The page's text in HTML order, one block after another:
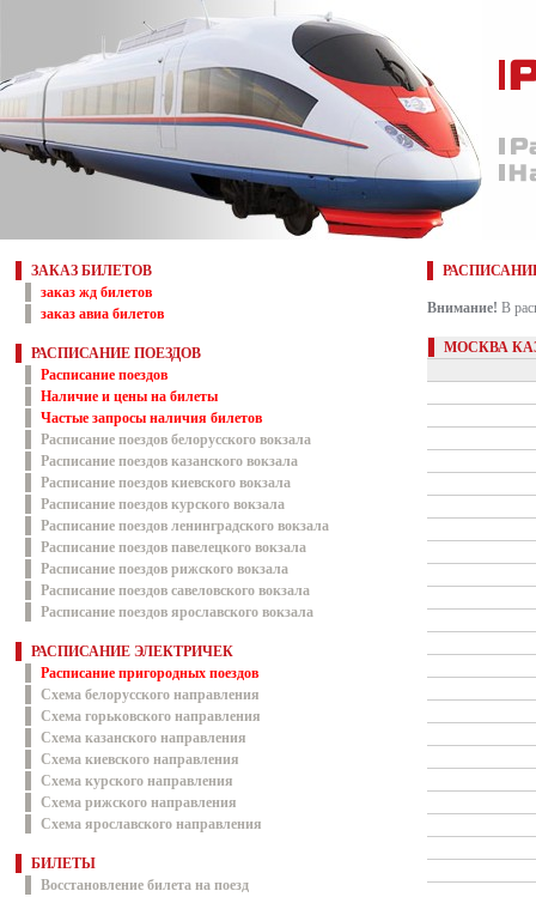
ЗАКАЗ БИЛЕТОВ
заказ жд билетов
заказ авиа билетов
РАСПИСАНИЕ ПОЕЗДОВ
Расписание поездов
Наличие и цены на билеты
Частые запросы наличия билетов
Расписание поездов белорусского вокзала
Расписание поездов казанского вокзала
Расписание поездов киевского вокзала
Расписание поездов курского вокзала
Расписание поездов ленинградского вокзала
Расписание поездов павелецкого вокзала
Расписание поездов рижского вокзала
Расписание поездов савеловского вокзала
Расписание поездов ярославского вокзала
РАСПИСАНИЕ ЭЛЕКТРИЧЕК
Расписание пригородных поездов
Схема белорусского направления
Схема горьковского направления
Схема казанского направления
Схема киевского направления
Схема курского направления
Схема рижского направления
Схема ярославского направления
БИЛЕТЫ
Восстановление билета на поезд
Внимание! В
МОСКВА